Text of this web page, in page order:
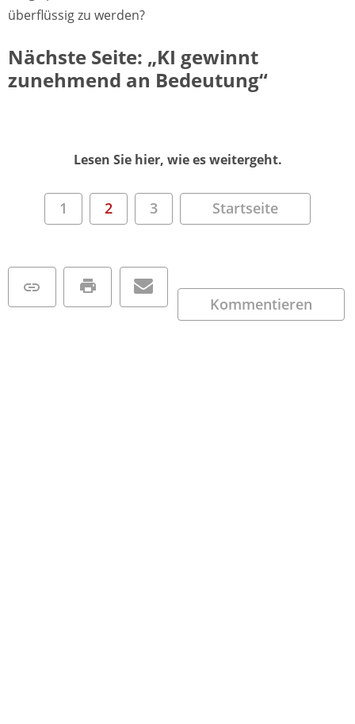
überflüssig zu werden?
Nächste Seite: „KI gewinnt
zunehmend an Bedeutung“
Lesen Sie hier, wie es weitergeht.
1 2 3 Startseite
Kommentieren